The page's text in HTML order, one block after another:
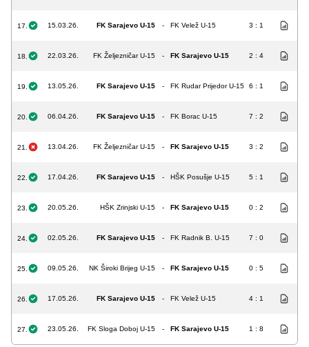
17. 15.03.26. FK Sarajevo U-15 - FK Velež U-15 3 : 1
18. 22.03.26. FK Željezničar U-15 - FK Sarajevo U-15 2 : 4
19. 13.05.26. FK Sarajevo U-15 - FK Rudar Prijedor U-15 6 : 1
20. 06.04.26. FK Sarajevo U-15 - FK Borac U-15 7 : 2
21. 13.04.26. FK Željezničar U-15 - FK Sarajevo U-15 3 : 2
22. 17.04.26. FK Sarajevo U-15 - HŠK Posušje U-15 5 : 1
23. 20.05.26. HŠK Zrinjski U-15 - FK Sarajevo U-15 0 : 2
24. 02.05.26. FK Sarajevo U-15 - FK Radnik B. U-15 7 : 0
25. 09.05.26. NK Široki Brijeg U-15 - FK Sarajevo U-15 0 : 5
26. 17.05.26. FK Sarajevo U-15 - FK Velež U-15 4 : 1
27. 23.05.26. FK Sloga Doboj U-15 - FK Sarajevo U-15 1 : 8